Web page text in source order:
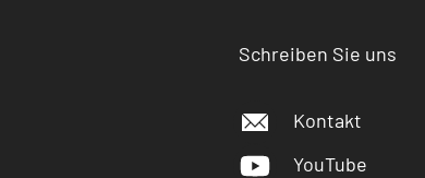
Schreiben Sie uns
Kontakt
YouTube